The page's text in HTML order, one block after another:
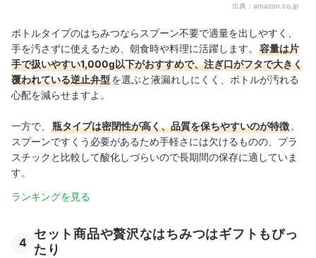
出典： amazon.co.jp
ボトルタイプのはちみつならスプーン不要で適量を出しやすく、
手を汚さずに使えるため、朝食時や料理に活躍します。
容量は片
手で扱いやすい1,000g以下がおすすめで、注ぎ口がフタで大きく
覆われている逆止弁型を選ぶと液漏れしにくく、ボトルが汚れる
心配を減らせますよ 。
一方で、 瓶タイプは密閉性が高く、品質を保ちやすいのが特徴 。
スプーンですくう必要があるため手軽さには欠けるものの、プラ
スチックと比較して酸化しづらいので長期間の保存に適していま
す。
ランキングを見る
4
セット商品や贅沢なはちみつはギフトもぴっ
たり